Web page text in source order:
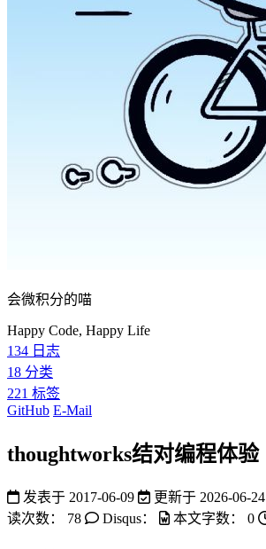
会微积分的喵
Happy Code, Happy Life
134 日志
18 分类
221 标签
GitHub E-Mail
thoughtworks结对编程体验
发表于 2017-06-09 更新于 2026-06-24
读次数：
78 Disqus： 本文字数： 0